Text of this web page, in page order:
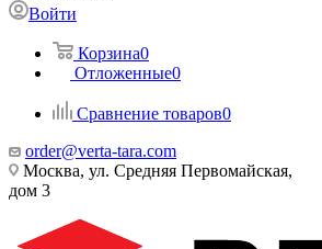
Войти
Корзина0
Отложенные0
Сравнение товаров0
order@verta-tara.com
Москва, ул. Средняя Первомайская,
дом 3